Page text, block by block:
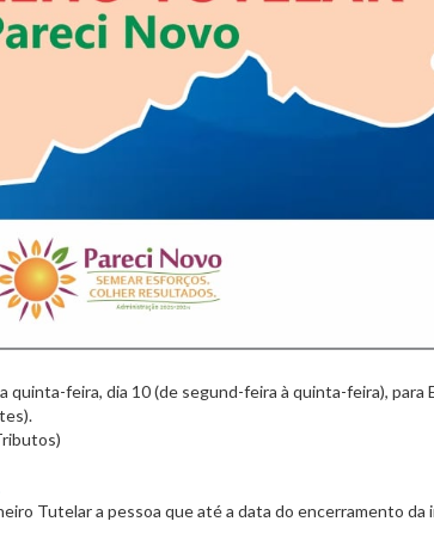
quinta-feira, dia 10 (de segund-feira à quinta-feira), para
Tutelar a pessoa que até a data do encerramento da